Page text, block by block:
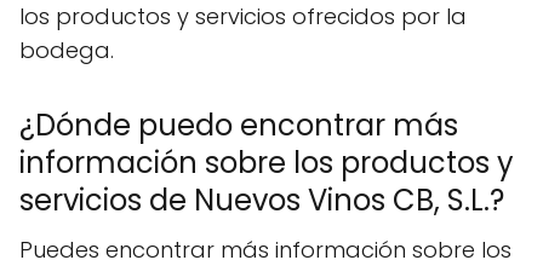
los productos y servicios ofrecidos por la
bodega.
¿Dónde puedo encontrar más
información sobre los productos y
servicios de Nuevos Vinos CB, S.L.?
Puedes encontrar más información sobre los